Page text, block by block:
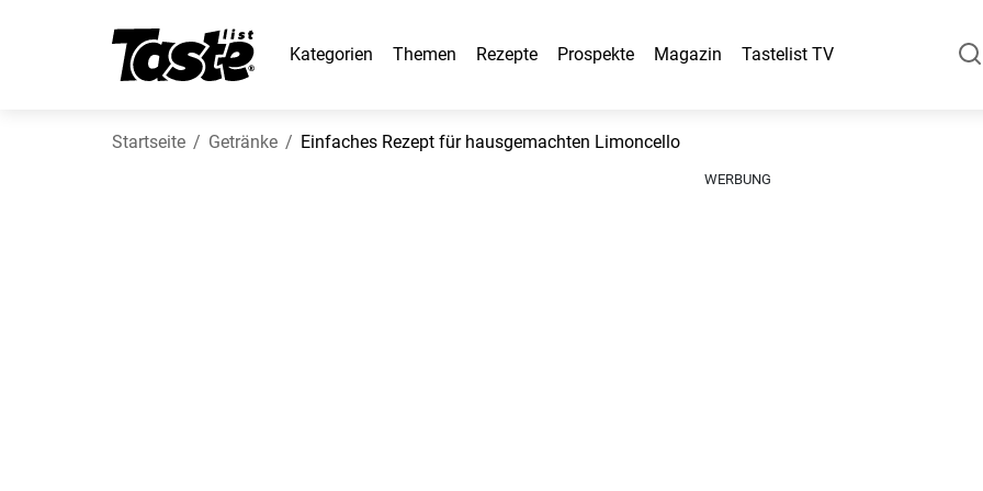
Kategorien Themen Rezepte Prospekte Magazin Tastelist TV
Startseite Getränke Einfaches Rezept für hausgemachten Limoncello
WERBUNG